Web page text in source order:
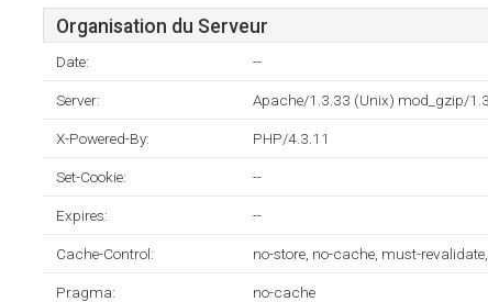
Organisation du Serveur
Date: --
Server: Apache/1.3.33 (Unix) mod_gzip/
X-Powered-By: PHP/4.3.11
Set-Cookie: --
Expires: --
Cache-Control: no-store, no-cache, must-
Pragma: no-cache